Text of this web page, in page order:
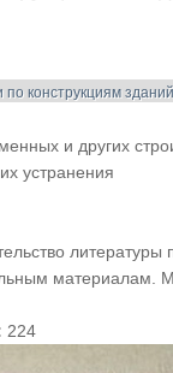
по конструкциям
и других
устранения
литературы
материалам.
224